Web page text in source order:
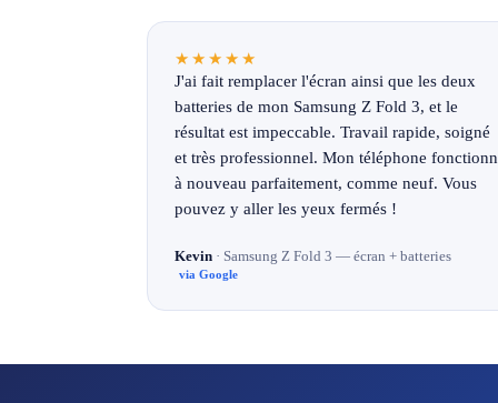
★★★★★
J'ai fait remplacer l'écran ainsi que les deux
batteries de mon Samsung Z Fold 3, et le
résultat est impeccable. Travail rapide, soigné
et très professionnel. Mon téléphone
à nouveau parfaitement, comme neuf. Vous
pouvez y aller les yeux fermés !
Kevin · Samsung Z Fold 3 — écran + batteries
via Google